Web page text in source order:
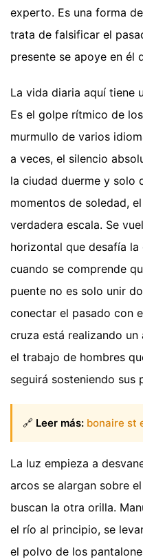
experto. Es una forma
trata de falsificar el
presente se apoye en él
La vida diaria aquí tiene
Es el golpe rítmico de
murmullo de varios
a veces, el silencio
la ciudad duerme y solo
momentos de soledad,
verdadera escala. Se
horizontal que desafía
cuando se comprende
puente no es solo unir
conectar el pasado con
cruza está realizando
el trabajo de hombres
seguirá sosteniendo sus
🔗 Leer más: bonaire st
La luz empieza a
arcos se alargan sobre
buscan la otra orilla.
el río al principio, se
el polvo de los